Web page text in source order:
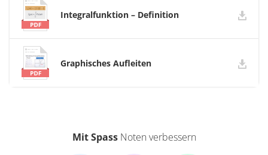
Integralfunktion – Definition
Graphisches Aufleiten
Mit SpassNoten verbessern